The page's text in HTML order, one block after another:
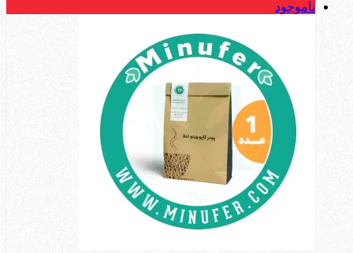
ناموجود